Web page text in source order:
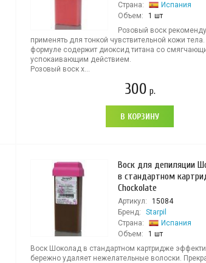
Страна:
Испания
Объем:
1 шт
Розовый воск
применять для тонкой чувствительной кожи
формуле содержит диоксид титана со
успокаивающим действием.
Розовый воск х...
300 р.
В КОРЗИНУ
Воск для депиляции
в стандартном
Chockolate
Артикул:
15084
Бренд:
Starpil
Страна:
Испания
Объем:
1 шт
Воск Шоколад в стандартном картридже
бережно удаляет нежелательные волоски.